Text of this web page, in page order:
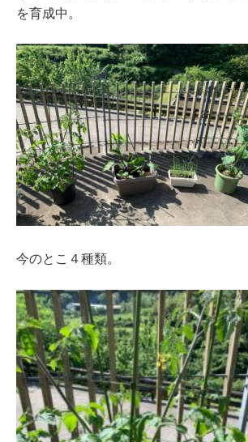
を育成中。
今のとこ４種類。